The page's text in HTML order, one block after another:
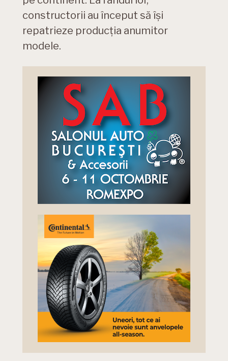
constructorii au început să își
repatrieze producția anumitor
modele.